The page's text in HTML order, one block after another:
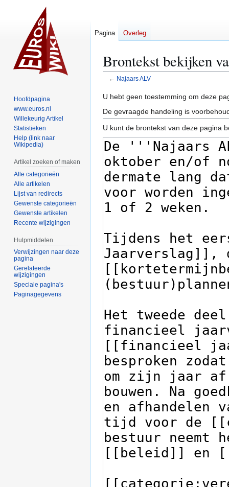
Brontekst bekijken
← Najaars ALV
Naar
navigatie
springen
Naar
zoeken
springen
U hebt geen toestemming om deze
De gevraagde handeling is
U kunt de brontekst van deze pagina
Pagina Overleg
Hoofdpagina
www.euros.nl
Willekeurig Artikel
Statistieken
Help (link naar
Wikipedia)
Artikel zoeken of maken
Alle categorieën
Alle artikelen
Lijst van redirects
Gewenste categorieën
Gewenste artikelen
Recente wijzigingen
Hulpmiddelen
Verwijzingen naar deze
pagina
Gerelateerde
wijzigingen
Speciale pagina's
Paginagegevens